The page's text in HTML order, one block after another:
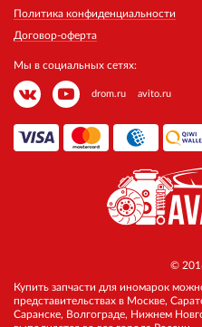
Политика конфиденциальности
Договор-оферта
Мы в социальных сетях:
drom.ru avito.ru
©
Купить запчасти для иномарок
представительствах в Москве,
Саранске, Волгограде, Нижнем